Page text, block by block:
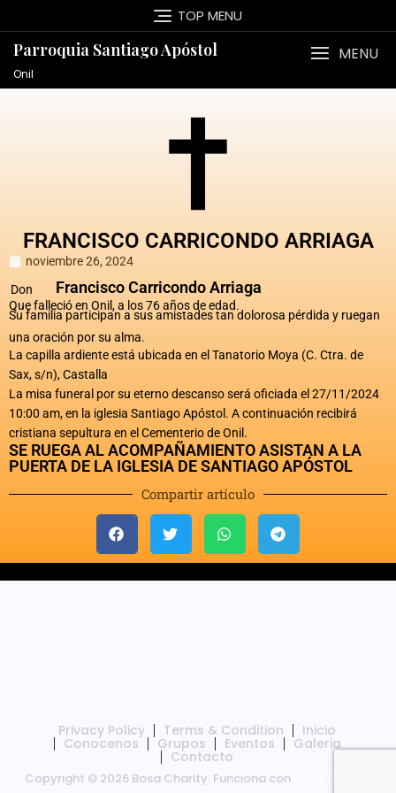
TOP MENU
Parroquia Santiago Apóstol
Onil
MENU
FRANCISCO CARRICONDO ARRIAGA
noviembre 26, 2024
Don
Francisco Carricondo Arriaga
Que falleció en Onil, a los 76 años de edad.
Su familia participan a sus amistades tan dolorosa pérdida y ruegan
una oración por su alma.
La capilla ardiente está ubicada en el Tanatorio Moya (C. Ctra. de
Sax, s/n), Castalla
La misa funeral por su eterno descanso será oficiada el 27/11/2024
10:00 am, en la iglesia Santiago Apóstol. A continuación recibirá
cristiana sepultura en el Cementerio de Onil.
SE RUEGA AL ACOMPAÑAMIENTO ASISTAN A LA
PUERTA DE LA IGLESIA DE SANTIAGO APÓSTOL
Compartir artículo
Privacy Policy Terms & Condition Inicio
Conocenos Grupos Eventos Galeria
Contacto
Copyright © 2026 Bosa Charity. Funciona con